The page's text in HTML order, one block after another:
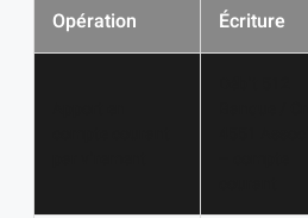
Opération Écriture